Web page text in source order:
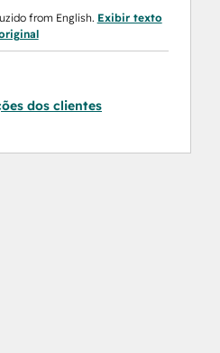
from English. Exibir texto
dos clientes